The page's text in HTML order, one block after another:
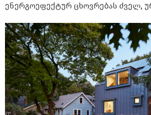
ენერგოეფექტურ ცხოვრებას ძველ,